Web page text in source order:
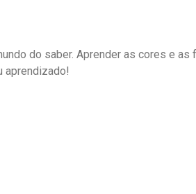
do saber. Aprender as cores e
aprendizado!